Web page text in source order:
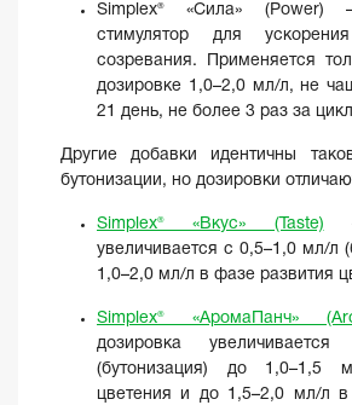
Simplex® «Сила» (Power)
стимулятор для
созревания. Применяется
дозировке 1,0–2,0 мл/л, не
21 день, не более 3 раз за
Другие добавки идентичны
бутонизации, но дозировки
Simplex® «Вкус» (Taste) —
увеличивается с 0,5–1,0 мл/л
1,0–2,0 мл/л в фазе развития
Simplex® «АромаПанч»
дозировка
(бутонизация) до 1,0–1,5
цветения и до 1,5–2,0 мл/л в